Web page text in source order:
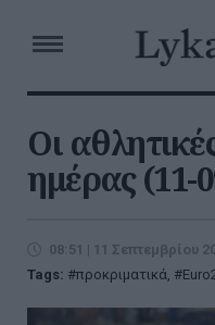
Οι
ημέρας (11-
08:51 | 11 Σεπτεμβρίου
Tags:
προκριματικά,